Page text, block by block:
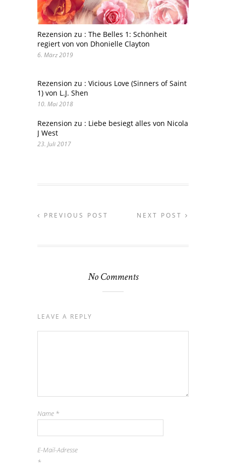
Rezension zu : The Belles 1: Schönheit
regiert von von Dhonielle Clayton
6. März 2019
Rezension zu : Vicious Love (Sinners of Saint
1) von L.J. Shen
10. Mai 2018
Rezension zu : Liebe besiegt alles von Nicola
J West
23. Juli 2017
PREVIOUS POST NEXT POST
No Comments
LEAVE A REPLY
Name *
E-Mail-Adresse
*